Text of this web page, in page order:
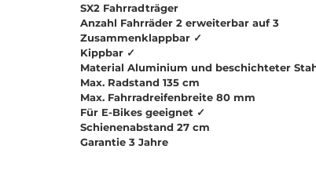
SX2 Fahrradträger
Anzahl Fahrräder 2 erweiterbar auf 3
Zusammenklappbar ✓
Kippbar ✓
Material Aluminium und beschichteter
Max. Radstand 135 cm
Max. Fahrradreifenbreite 80 mm
Für E-Bikes geeignet ✓
Schienenabstand 27 cm
Garantie 3 Jahre